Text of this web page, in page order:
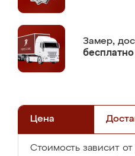
Замер,
бесплатно
Цена
Стоимость зависит от